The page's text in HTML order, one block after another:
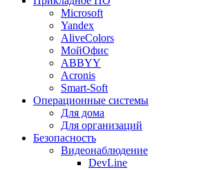
Microsoft
Yandex
AliveColors
МойОфис
ABBYY
Acronis
Smart-Soft
Операционные системы
Для дома
Для организаций
Безопасность
Видеонаблюдение
DevLine